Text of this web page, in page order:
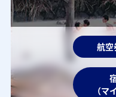
航空
（マ